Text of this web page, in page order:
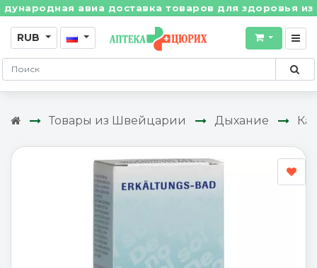
авиа доставка товаров для здоровья из
RUB
Товары из Швейцарии Дыхание